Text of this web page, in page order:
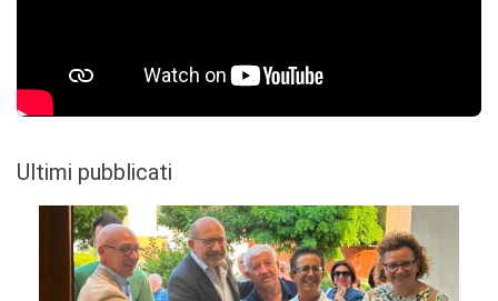
Ultimi pubblicati